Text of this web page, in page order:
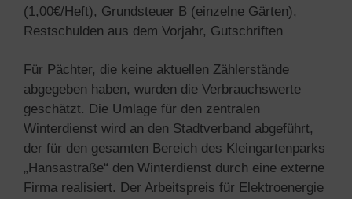
(1,00€/Heft), Grundsteuer B (einzelne Gärten),
Restschulden aus dem Vorjahr, Gutschriften
Für Pächter, die keine aktuellen Zählerstände
abgegeben haben, wurden die Verbrauchswerte
geschätzt. Die Umlage für den zentralen
Winterdienst wird an den Stadtverband abgeführt,
der für den gesamten Bereich des Kleingartenparks
„Hansastraße“ den Winterdienst durch eine externe
Firma realisiert. Der Arbeitspreis für Elektroenergie